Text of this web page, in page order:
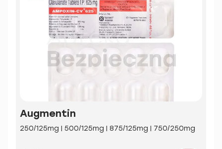
Augmentin
250/125mg | 500/125mg | 875/125mg | 750/250mg